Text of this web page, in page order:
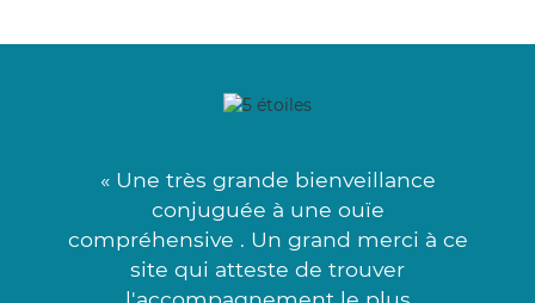
« Une très grande bienveillance
conjuguée à une ouïe
compréhensive . Un grand merci à ce
site qui atteste de trouver